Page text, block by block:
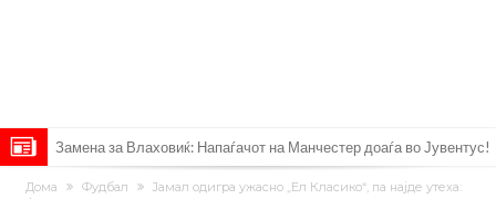
Замена за Влаховиќ: Напаѓачот на Манчестер доаѓа во Јувентус!
УЕФА повторно се заканува со бојкот на турнирите на ФИФА
Дома Фудбал
Jaмал одигра ужасно „Ел Класико“, па најде утеха: